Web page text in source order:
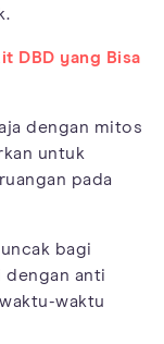
DBD yang Bisa
dengan mitos
untuk
pada
bagi
dengan anti
waktu